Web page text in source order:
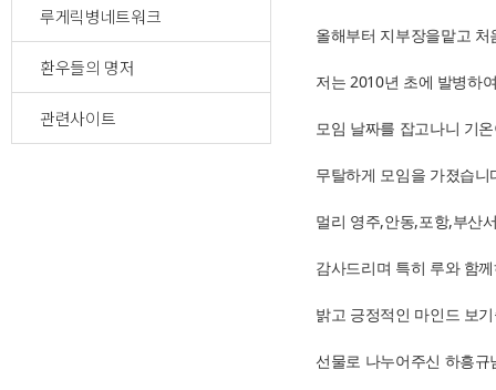
루게릭병네트워크
환우들의 명저
관련사이트
올해부터 지부장을맡고
저는 2010년 초에 발병하
모임 날짜를 잡고나니 기
무탈하게 모임을 가졌습니
멀리 영주,안동,포항,부산
감사드리며 특히 루와 함
밝고 긍정적인 마인드 보
선물로 나누어주신 하흥규